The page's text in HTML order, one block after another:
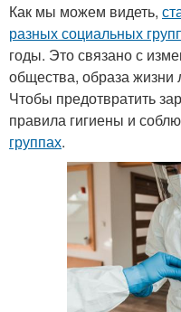
Как мы можем видеть,
разных социальных
годы. Это связано с
общества, образа жизни
Чтобы предотвратить
правила гигиены и
группах.